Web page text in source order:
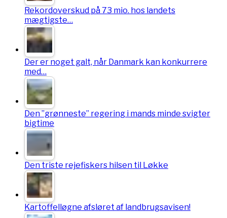
Rekordoverskud på 73 mio. hos landets
mægtigste…
Der er noget galt, når Danmark kan konkurrere
med…
Den ”grønneste” regering i mands minde svigter
bigtime
Den triste rejefiskers hilsen til Løkke
Kartoffelløgne afsløret af landbrugsavisen!